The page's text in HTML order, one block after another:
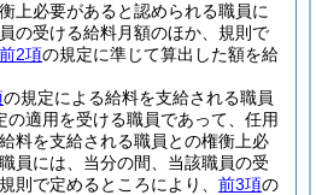
上必要があると認められる職員に
の受ける給料月額のほか、規則で
前2項の規定に準じて算出した額を給
の規定による給料を支給される職員
の適用を受ける職員であって、任用
料を支給される職員との権衡上必
員には、当分の間、当該職員の受
則で定めるところにより、 前3項の